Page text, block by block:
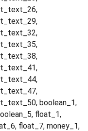
boolean_1,
float_1,
float_7, money_1,